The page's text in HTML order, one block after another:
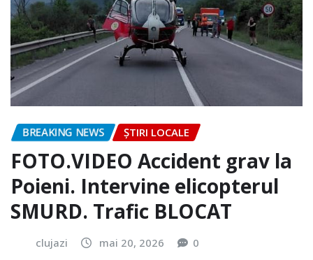
BREAKING NEWS ȘTIRI LOCALE
FOTO.VIDEO Accident grav la
Poieni. Intervine elicopterul
SMURD. Trafic BLOCAT
clujazi mai 20, 2026 0